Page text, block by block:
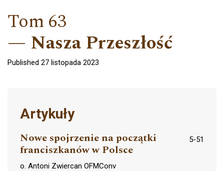
Tom 63
Nasza Przeszłość
Published 27 listopada 2023
Artykuły
Nowe spojrzenie na początki
franciszkanów w Polsce
5-51
o. Antoni Zwiercan OFMConv